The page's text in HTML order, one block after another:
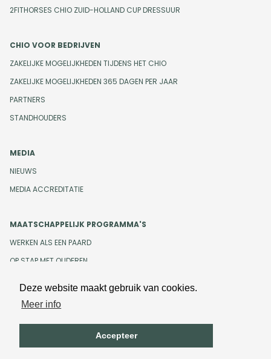
Deze website maakt gebruik van cookies.
Meer info
Accepteer
2FITHORSES CHIO ZUID-HOLLAND CUP DRESSUUR
CHIO VOOR BEDRIJVEN
ZAKELIJKE MOGELIJKHEDEN TIJDENS HET CHIO
ZAKELIJKE MOGELIJKHEDEN 365 DAGEN PER JAAR
PARTNERS
STANDHOUDERS
MEDIA
NIEUWS
MEDIA ACCREDITATIE
MAATSCHAPPELIJK PROGRAMMA'S
WERKEN ALS EEN PAARD
OP STAP MET OUDEREN
Design en development door